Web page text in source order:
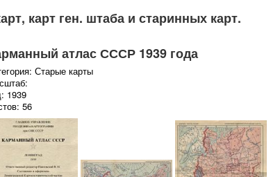
карт ген. штаба и старинных карт.
атлас СССР 1939 года
Старые карты
1939
56